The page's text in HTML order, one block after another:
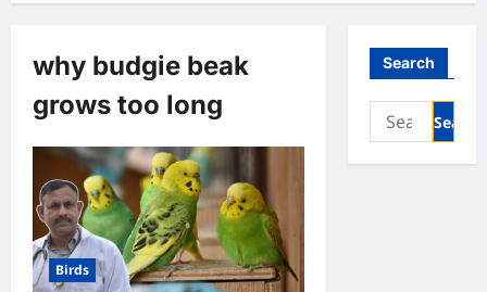
why budgie beak
grows too long
Birds
Search
Search
for: